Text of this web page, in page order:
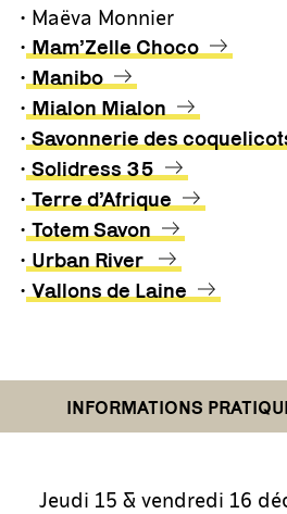
• Maëva Monnier
• Mam’Zelle Choco
• Manibo
• Mialon Mialon
• Savonnerie des
• Solidress 35
• Terre d’Afrique
• Totem Savon
• Urban River
• Vallons de Laine
INFORMATIONS
Jeudi 15 & vendredi 16